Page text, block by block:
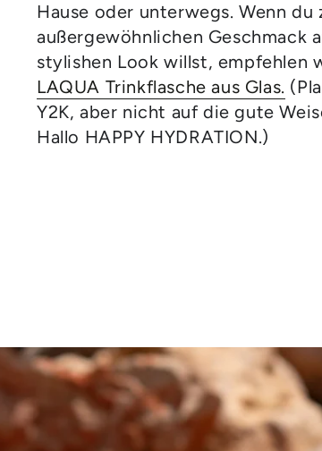
Hause oder unterwegs. Wenn du
außergewöhnlichen Geschmack
stylishen Look willst, empfehlen
LAQUA Trinkflasche aus Glas.
Y2K, aber nicht auf die gute
Hallo HAPPY HYDRATION.)